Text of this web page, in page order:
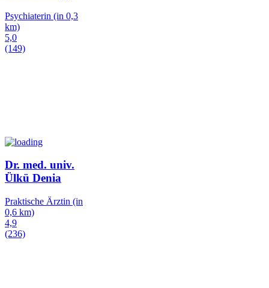
Psychiaterin (in 0,3
km)
5,0
(149)
Dr. med. univ.
Ülkü Denia
Praktische Ärztin (in
0,6 km)
4,9
(236)